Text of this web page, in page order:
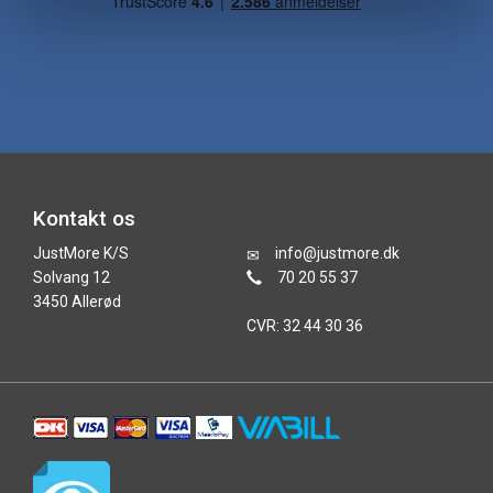
Kontakt os
JustMore K/S
Solvang 12
3450 Allerød
info@justmore.dk
70 20 55 37
CVR: 32 44 30 36